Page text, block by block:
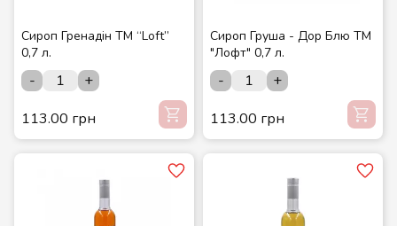
Сироп Гренадін ТМ “Loft”
0,7 л.
-
+
113.00 грн
Сироп Груша - Дор Блю ТМ
"Лофт" 0,7 л.
-
+
113.00 грн